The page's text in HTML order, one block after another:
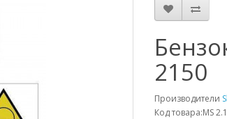
2150
Производители
Код товара:MS